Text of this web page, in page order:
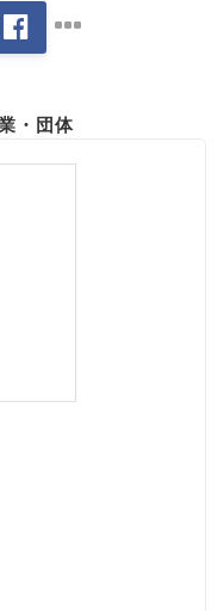
・団体